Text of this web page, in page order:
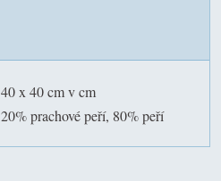
40 x 40 cm v cm
20% prachové peří, 80% peří